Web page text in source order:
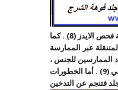
فحص الايدز (8) . كما
عبر الممارسة
الممارسين للجنس ،
بجانب ممارسة الجنس الشرجي (9) . أما الخطورات
فتنجم عن التدخين